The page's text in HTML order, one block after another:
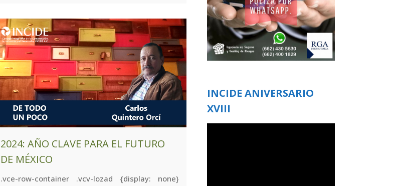
2024: AÑO CLAVE PARA EL FUTURO
DE MÉXICO
.vce-row-container .vcv-lozad {display: none}
INCIDE ANIVERSARIO
XVIII